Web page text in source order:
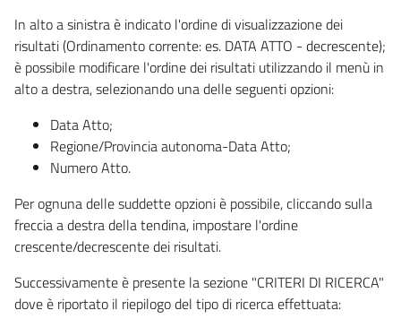
In alto a sinistra è indicato l'ordine di visualizzazione dei
risultati (Ordinamento corrente: es. DATA ATTO - decrescente);
è possibile modificare l'ordine dei risultati utilizzando il menù in
alto a destra, selezionando una delle seguenti opzioni:
Data Atto;
Regione/Provincia autonoma-Data Atto;
Numero Atto.
Per ognuna delle suddette opzioni è possibile, cliccando sulla
freccia a destra della tendina, impostare l'ordine
crescente/decrescente dei risultati.
Successivamente è presente la sezione "CRITERI DI RICERCA"
dove è riportato il riepilogo del tipo di ricerca effettuata: